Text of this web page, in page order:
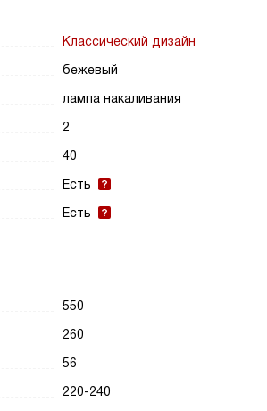
Классический дизайн
бежевый
лампа накаливания
2
40
Есть
Есть
550
260
56
220-240